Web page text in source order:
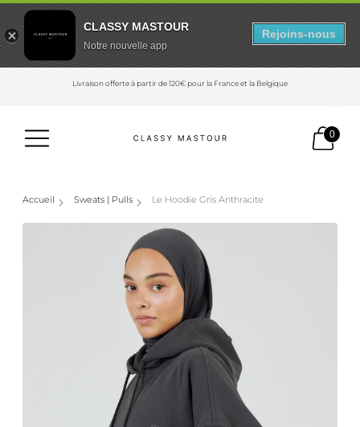
Livraison offerte à partir de 120€ pour la France et la Belgique
0
Accueil Sweats | Pulls Le Hoodie Gris Anthracite
CLASSY MASTOUR
Notre nouvelle app
Rejoins-nous